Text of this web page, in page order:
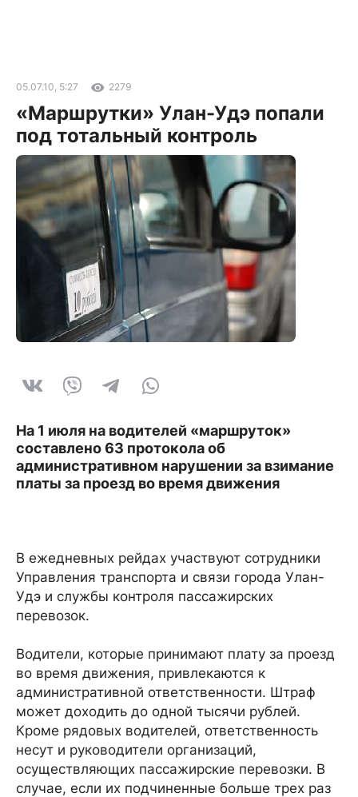
05.07.10, 5:27 2279
«Маршрутки» Улан-Удэ попали
под тотальный контроль
На 1 июля на водителей «маршруток»
составлено 63 протокола об
административном нарушении за взимание
платы за проезд во время движения
В ежедневных рейдах участвуют сотрудники
Управления транспорта и связи города Улан-
Удэ и службы контроля пассажирских
перевозок.
Водители, которые принимают плату за проезд
во время движения, привлекаются к
административной ответственности. Штраф
может доходить до одной тысячи рублей.
Кроме рядовых водителей, ответственность
несут и руководители организаций,
осуществляющих пассажирские перевозки. В
случае, если их подчиненные больше трех раз